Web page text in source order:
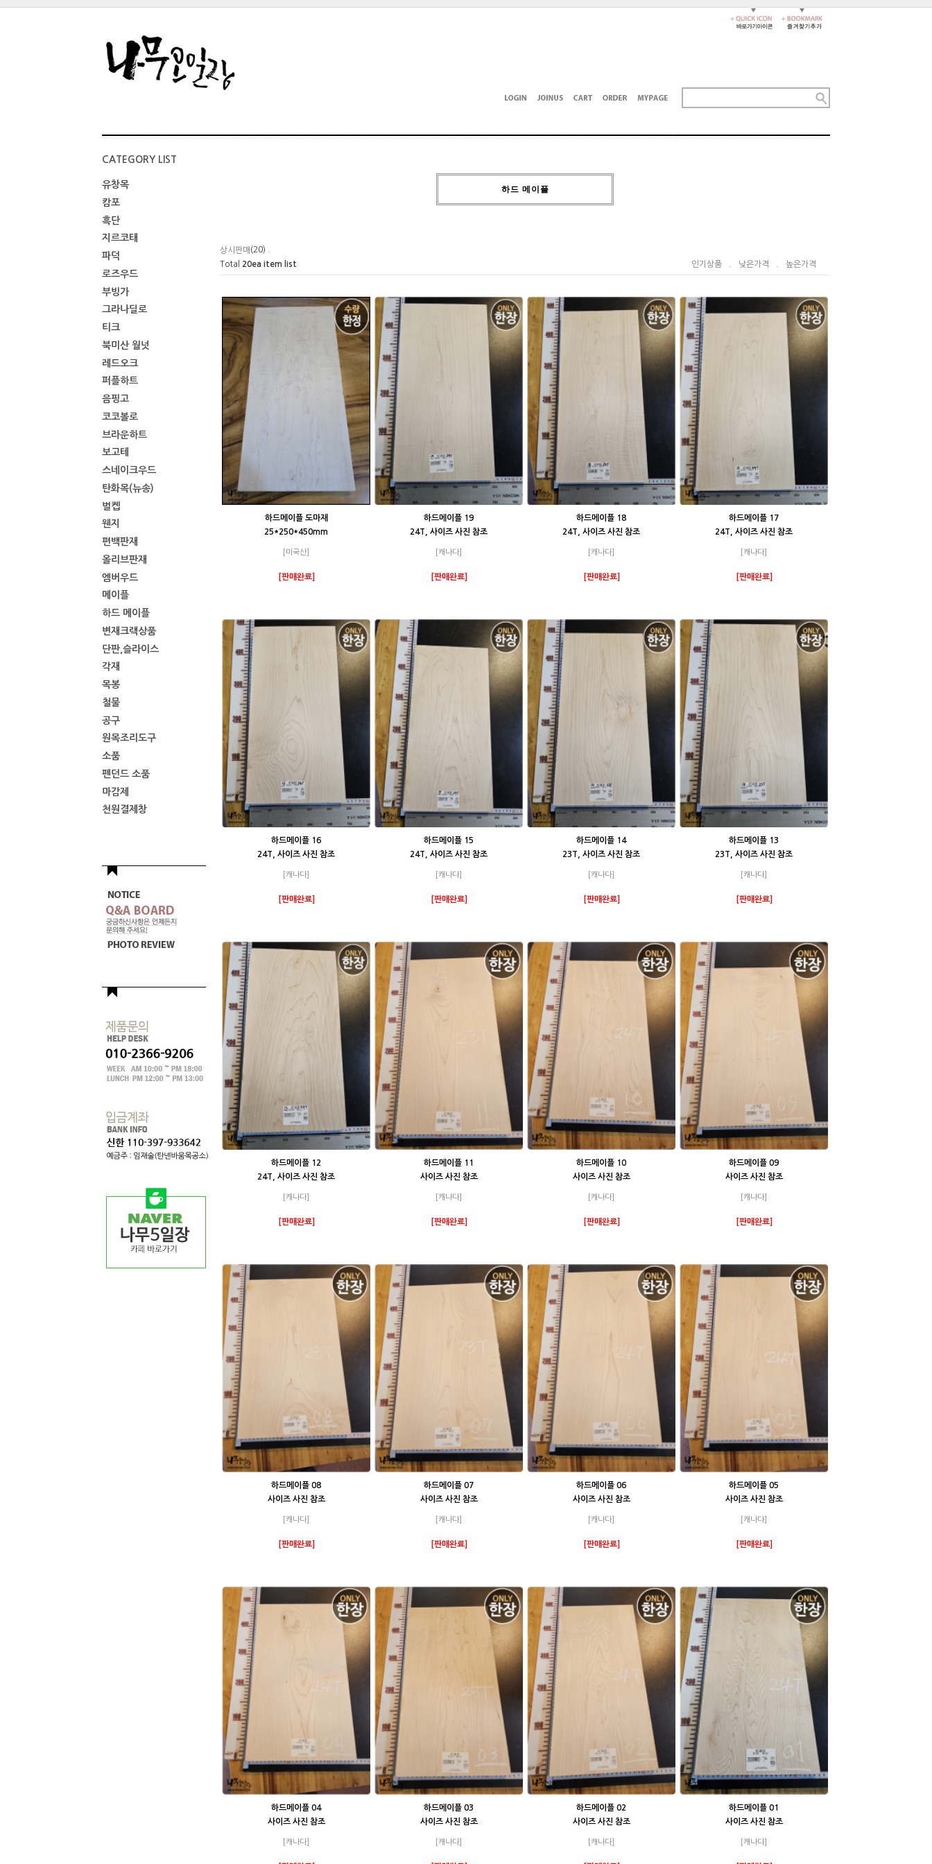
CATEGORY LIST
유창목
캄포
흑단
지르코태
파덕
로즈우드
부빙가
그라나딜로
티크
북미산 월넛
레드오크
퍼플하트
음핑고
코코볼로
브라운하트
보고테
스네이크우드
탄화목(뉴송)
벌켑
웬지
편백판재
올리브판재
엠버우드
메이플
하드 메이플
변재크랙상품
단판,슬라이스
각재
목봉
철물
공구
원목조리도구
소품
펜던드 소품
마감제
천원결제창
하드 메이플
상시판매 (20) .
Total
20ea item list 인기상품 낮은가격 높은가격
하드메이플 도마재
25*250*450mm
[미국산]
[판매완료]
하드메이플 19
24T, 사이즈 사진 참조
[캐나다]
[판매완료]
하드메이플 18
24T, 사이즈 사진 참조
[캐나다]
[판매완료]
하드메이플 17
24T, 사이즈 사진 참조
[캐나다]
[판매완료]
하드메이플 16
24T, 사이즈 사진 참조
[캐나다]
[판매완료]
하드메이플 15
24T, 사이즈 사진 참조
[캐나다]
[판매완료]
하드메이플 14
23T, 사이즈 사진 참조
[캐나다]
[판매완료]
하드메이플 13
23T, 사이즈 사진 참조
[캐나다]
[판매완료]
하드메이플 12
24T, 사이즈 사진 참조
[캐나다]
[판매완료]
하드메이플 11
사이즈 사진 참조
[캐나다]
[판매완료]
하드메이플 10
사이즈 사진 참조
[캐나다]
[판매완료]
하드메이플 09
사이즈 사진 참조
[캐나다]
[판매완료]
하드메이플 08
사이즈 사진 참조
[캐나다]
[판매완료]
하드메이플 07
사이즈 사진 참조
[캐나다]
[판매완료]
하드메이플 06
사이즈 사진 참조
[캐나다]
[판매완료]
하드메이플 05
사이즈 사진 참조
[캐나다]
[판매완료]
하드메이플 04
사이즈 사진 참조
[캐나다]
하드메이플 03
사이즈 사진 참조
[캐나다]
하드메이플 02
사이즈 사진 참조
[캐나다]
하드메이플 01
사이즈 사진 참조
[캐나다]